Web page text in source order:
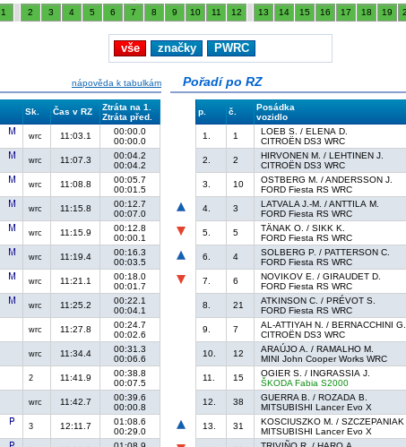
1 2 3 4 5 6 7 8 9 10 11 12 13 14 15 16 17 18 19
vše značky PWRC
nápověda k tabulkám
Sk. Čas v RZ
Ztráta na 1.
Ztráta před.
wrc 11:03.1
00:00.0
00:00.0
wrc 11:07.3
00:04.2
00:04.2
wrc 11:08.8
00:05.7
00:01.5
wrc 11:15.8
00:12.7
00:07.0
wrc 11:15.9
00:12.8
00:00.1
wrc 11:19.4
00:16.3
00:03.5
wrc 11:21.1
00:18.0
00:01.7
wrc 11:25.2
00:22.1
00:04.1
wrc 11:27.8
00:24.7
00:02.6
wrc 11:34.4
00:31.3
00:06.6
2 11:41.9
00:38.8
00:07.5
wrc 11:42.7
00:39.6
00:00.8
3 12:11.7
01:08.6
00:29.0
Pořadí po RZ
p. č.
Posádka
vozidlo
1.
1
LOEB S. / ELENA D.
CITROËN DS3 WRC
2.
2
HIRVONEN M. / LEHTINEN J.
CITROËN DS3 WRC
3.
10
OSTBERG M. / ANDERSSON J.
FORD Fiesta RS WRC
4.
3
LATVALA J.-M. / ANTTILA M.
FORD Fiesta RS WRC
5.
5
TÄNAK O. / SIKK K.
FORD Fiesta RS WRC
6.
4
SOLBERG P. / PATTERSON C.
FORD Fiesta RS WRC
7.
6
NOVIKOV E. / GIRAUDET D.
FORD Fiesta RS WRC
8.
21
ATKINSON C. / PRÉVOT S.
FORD Fiesta RS WRC
9.
7
AL-ATTIYAH N. / BERNACCHINI G.
CITROËN DS3 WRC
10.
12
ARAÚJO A. / RAMALHO M.
MINI John Cooper Works WRC
11.
15
OGIER S. / INGRASSIA J.
ŠKODA Fabia S2000
12.
38
GUERRA B. / ROZADA B.
MITSUBISHI Lancer Evo X
13.
31
KOSCIUSZKO M. / SZCZEPANIAK
MITSUBISHI Lancer Evo X